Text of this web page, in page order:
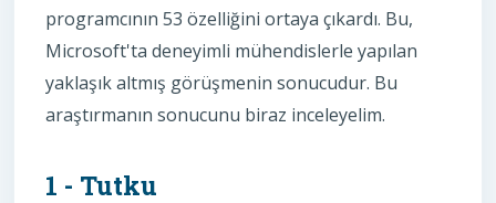
programcının 53 özelliğini ortaya çıkardı. Bu,
Microsoft'ta deneyimli mühendislerle yapılan
yaklaşık altmış görüşmenin sonucudur. Bu
araştırmanın sonucunu biraz inceleyelim.
1 - Tutku